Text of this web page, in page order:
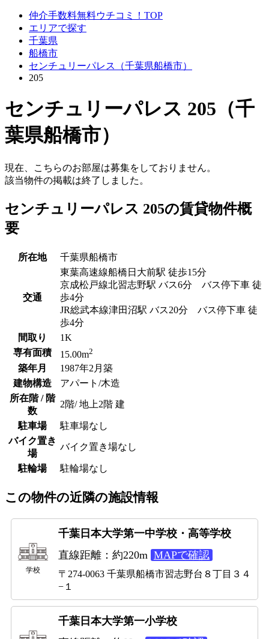
仲介手数料無料ウチコミ！TOP
エリアで探す
千葉県
船橋市
センチュリーパレス（千葉県船橋市）
205
センチュリーパレス 205（千
葉県船橋市）
現在、こちらのお部屋は募集をしておりません。
該当物件の掲載は終了しました。
センチュリーパレス 205の賃貸物件概
要
所在地 千葉県船橋市
交通
東葉高速線船橋日大前駅 徒歩15分
京成松戸線北習志野駅 バス6分 バス停下車 徒
歩4分
JR総武本線津田沼駅 バス20分 バス停下車 徒
歩4分
間取り
1K
専有面積
15.00m2
築年月
1987年2月築
建物構造
アパート/木造
所在階 / 階
数
2階/ 地上2階 建
駐車場
駐車場なし
バイク置き
場
バイク置き場なし
駐輪場 駐輪場なし
この物件の近隣の施設情報
学校
千葉日本大学第一中学校・高等学校
直線距離：約220m MAPで確認
〒274-0063 千葉県船橋市習志野台８丁目３４
−１
千葉日本大学第一小学校